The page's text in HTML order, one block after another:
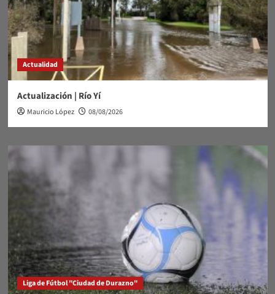
Actualidad
Actualización | Río Yí
Mauricio López 08/08/2026
Liga de Fútbol "Ciudad de Durazno"